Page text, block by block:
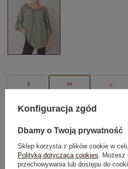
S M L
TABELA ROZMIARÓW
Konfiguracja zgód
Dbamy o Twoją prywatność
Sklep korzysta z plików cookie w
Polityką dotyczącą cookies. Możesz
przechowywania lub dostępu do